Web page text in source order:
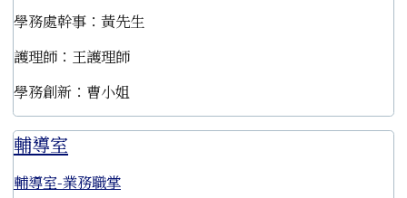
學務處幹事：黃先生
護理師：王護理師
學務創新：曹小姐
輔導室
輔導室-業務職掌